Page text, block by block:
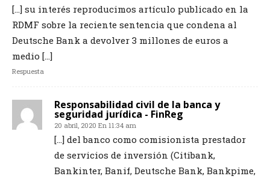
[…] su interés reproducimos artículo publicado en la
RDMF sobre la reciente sentencia que condena al
Deutsche Bank a devolver 3 millones de euros a
medio […]
Respuesta
Responsabilidad civil de la banca y
seguridad jurídica - FinReg
20 abril, 2020 En 11:34 am
[…] del banco como comisionista prestador
de servicios de inversión (Citibank,
Bankinter, Banif, Deutsche Bank, Bankpime,